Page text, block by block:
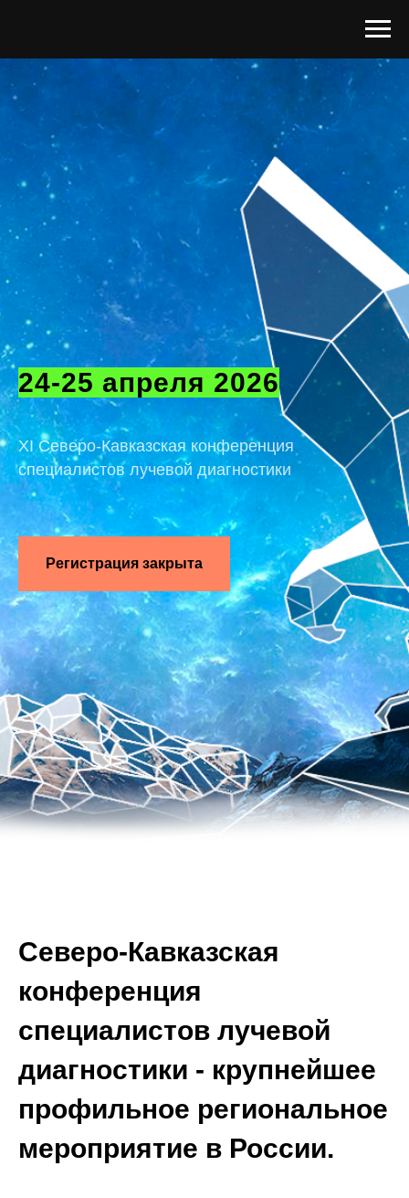
24-25 апреля 2026
XI Северо-Кавказская конференция
специалистов лучевой диагностики
Регистрация закрыта
Северо-Кавказская
конференция
специалистов лучевой
диагностики - крупнейшее
профильное региональное
мероприятие в России.